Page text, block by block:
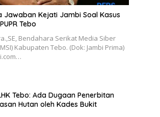
Jawaban Kejati Jambi Soal Kasus
Tebo
Bendahara Serikat Media Siber
Kabupaten Tebo. (Dok: Jambi Prima)
Tebo: Ada Dugaan Penerbitan
Hutan oleh Kades Bukit